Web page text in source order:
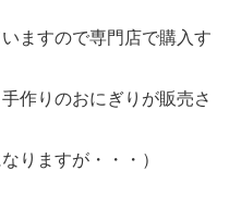
ますので専門店で購入す
作りのおにぎりが販売さ
りますが・・・）